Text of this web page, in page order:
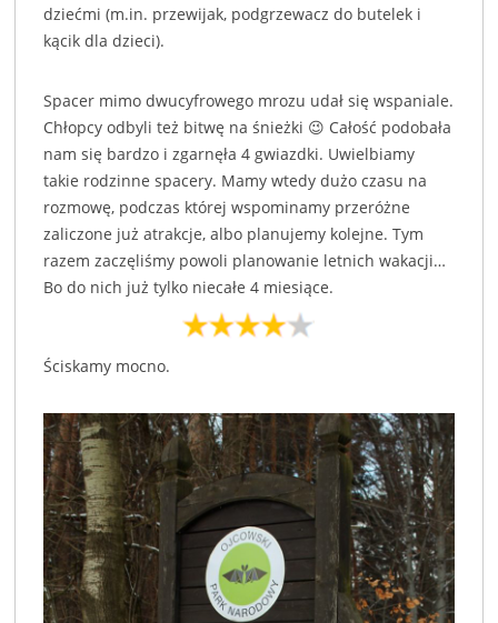
dziećmi (m.in. przewijak, podgrzewacz do butelek i
kącik dla dzieci).
Spacer mimo dwucyfrowego mrozu udał się wspaniale.
Chłopcy odbyli też bitwę na śnieżki 😉 Całość podobała
nam się bardzo i zgarnęła 4 gwiazdki. Uwielbiamy
takie rodzinne spacery. Mamy wtedy dużo czasu na
rozmowę, podczas której wspominamy przeróżne
zaliczone już atrakcje, albo planujemy kolejne. Tym
razem zaczęliśmy powoli planowanie letnich wakacji…
Bo do nich już tylko niecałe 4 miesiące.
Ściskamy mocno.